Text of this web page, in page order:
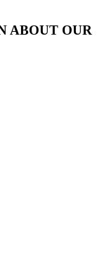
ABOUT OUR